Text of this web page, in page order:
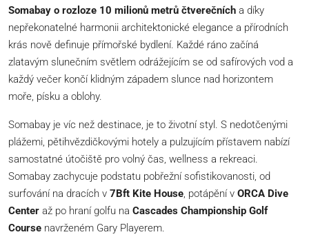
Somabay o rozloze 10 milionů metrů čtverečních a díky
nepřekonatelné harmonii architektonické elegance a přírodních
krás nově definuje přímořské bydlení. Každé ráno začíná
zlatavým slunečním světlem odrážejícím se od safírových vod a
každý večer končí klidným západem slunce nad horizontem
moře, písku a oblohy.
Somabay je víc než destinace, je to životní styl. S nedotčenými
plážemi, pětihvězdičkovými hotely a pulzujícím přístavem nabízí
samostatné útočiště pro volný čas, wellness a rekreaci.
Somabay zachycuje podstatu pobřežní sofistikovanosti, od
surfování na dracích v 7Bft Kite House, potápění v ORCA Dive
Center až po hraní golfu na Cascades Championship Golf
Course navrženém Gary Playerem.